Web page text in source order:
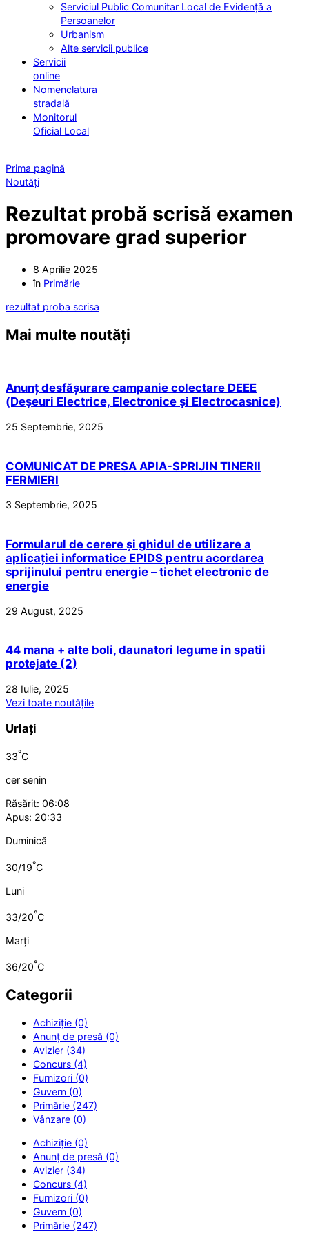
Serviciul Public Comunitar Local de Evidență a
Persoanelor
Urbanism
Alte servicii publice
Servicii
online
Nomenclatura
stradală
Monitorul
Oficial Local
Prima pagină
Noutăți
Rezultat probă scrisă examen
promovare grad superior
8 Aprilie 2025
în Primărie
rezultat proba scrisa
Mai multe noutăți
Anunț desfășurare campanie colectare DEEE
(Deșeuri Electrice, Electronice și Electrocasnice)
25 Septembrie, 2025
COMUNICAT DE PRESA APIA-SPRIJIN TINERII
FERMIERI
3 Septembrie, 2025
Formularul de cerere și ghidul de utilizare a
aplicației informatice EPIDS pentru acordarea
sprijinului pentru energie – tichet electronic de
energie
29 August, 2025
44 mana + alte boli, daunatori legume in spatii
protejate (2)
28 Iulie, 2025
Vezi toate noutățile
Urlați
33°C
cer senin
Răsărit: 06:08
Apus: 20:33
Duminică
30/19°C
Luni
33/20°C
Marți
36/20°C
Categorii
Achiziție (0)
Anunț de presă (0)
Avizier (34)
Concurs (4)
Furnizori (0)
Guvern (0)
Primărie (247)
Vânzare (0)
Achiziție (0)
Anunț de presă (0)
Avizier (34)
Concurs (4)
Furnizori (0)
Guvern (0)
Primărie (247)